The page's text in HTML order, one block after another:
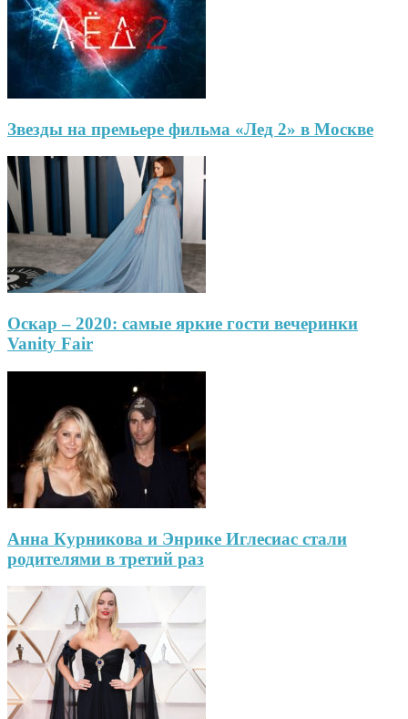
Звезды на премьере фильма «Лед 2» в Москве
Оскар – 2020: самые яркие гости вечеринки
Vanity Fair
Анна Курникова и Энрике Иглесиас стали
родителями в третий раз